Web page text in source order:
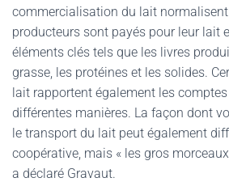
commercialisation du lait
producteurs sont payés pour leur lait
éléments clés tels que les livres
grasse, les protéines et les solides.
lait rapportent également les
différentes manières. La façon dont
le transport du lait peut également
coopérative, mais « les gros
a déclaré Gravaut.